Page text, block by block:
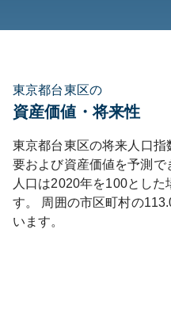
東京都台東区の
資産価値・将来性
東京都台東区の将来人口指
要および資産価値を予測で
人口は2020年を100とした
す。
周囲の市区町村の
います。